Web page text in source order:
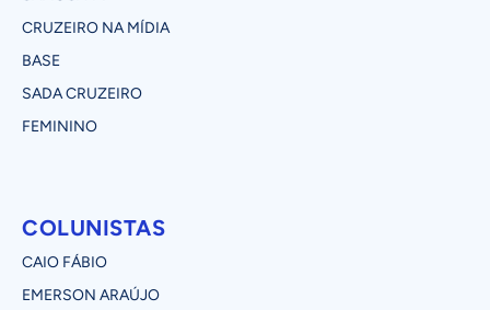
CRUZEIRO NA MÍDIA
BASE
SADA CRUZEIRO
FEMININO
COLUNISTAS
CAIO FÁBIO
EMERSON ARAÚJO